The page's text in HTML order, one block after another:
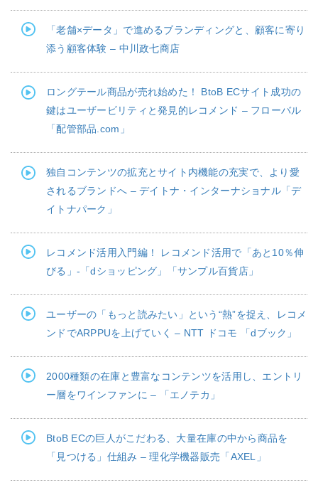
「老舗×データ」で進めるブランディングと、顧客に寄り
添う顧客体験 – 中川政七商店
ロングテール商品が売れ始めた！ BtoB ECサイト成功の
鍵はユーザービリティと発見的レコメンド – フローバル
「配管部品.com」
独自コンテンツの拡充とサイト内機能の充実で、より愛
されるブランドへ – デイトナ・インターナショナル「デ
イトナパーク」
レコメンド活用入門編！ レコメンド活用で「あと10％伸
びる」-「dショッピング」「サンプル百貨店」
ユーザーの「もっと読みたい」という“熱”を捉え、レコメ
ンドでARPPUを上げていく – NTT ドコモ 「dブック」
2000種類の在庫と豊富なコンテンツを活用し、エントリ
ー層をワインファンに – 「エノテカ」
BtoB ECの巨人がこだわる、大量在庫の中から商品を
「見つける」仕組み – 理化学機器販売「AXEL」